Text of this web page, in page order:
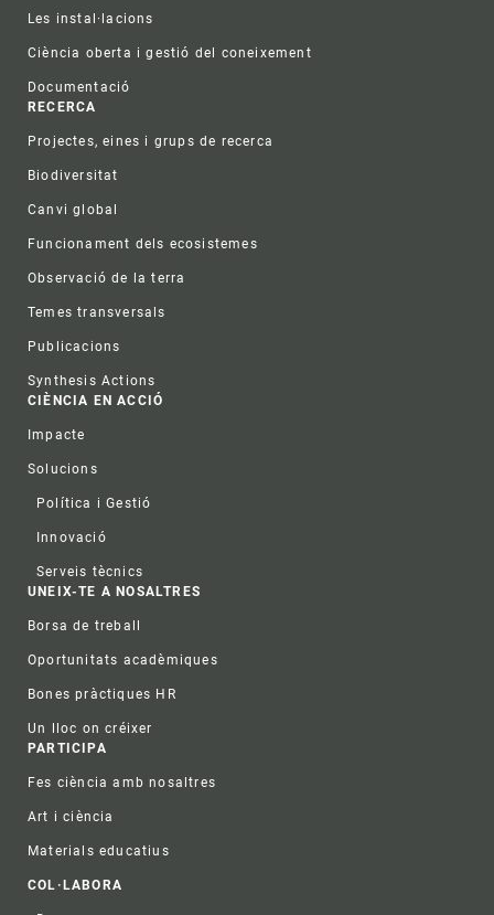
Les instal·lacions
Ciència oberta i gestió del coneixement
Documentació
RECERCA
Projectes, eines i grups de recerca
Biodiversitat
Canvi global
Funcionament dels ecosistemes
Observació de la terra
Temes transversals
Publicacions
Synthesis Actions
CIÈNCIA EN ACCIÓ
Impacte
Solucions
Política i Gestió
Innovació
Serveis tècnics
UNEIX-TE A NOSALTRES
Borsa de treball
Oportunitats acadèmiques
Bones pràctiques HR
Un lloc on créixer
PARTICIPA
Fes ciència amb nosaltres
Art i ciència
Materials educatius
COL·LABORA